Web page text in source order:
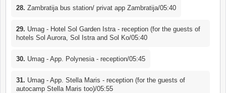
28. Zambratija bus station/ privat app Zambratija/05:40
29. Umag - Hotel Sol Garden Istra - reception (for the guests of
hotels Sol Aurora, Sol Istra and Sol Ko/05:40
30. Umag - App. Polynesia - reception/05:45
31. Umag - App. Stella Maris - reception (for the guests of
autocamp Stella Maris too)/05:55